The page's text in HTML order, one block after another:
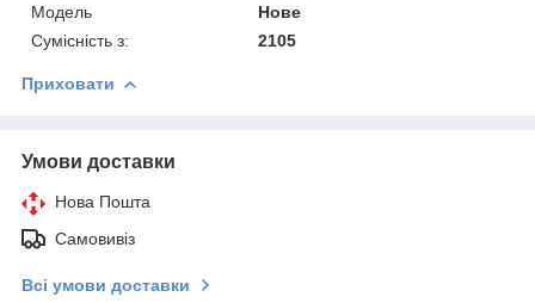
Модель
Нове
Сумісність з:
2105
Приховати
Умови доставки
Нова Пошта
Самовивіз
Всі умови доставки